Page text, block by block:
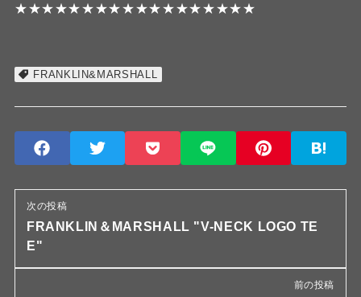
★★★★★★★★★★★★★★★★★★
FRANKLIN&MARSHALL
次の投稿
FRANKLIN＆MARSHALL "V-NECK LOGO TE
E"
前の投稿